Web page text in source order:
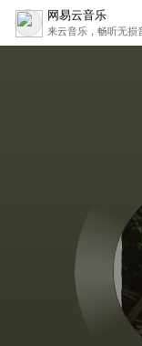
网易云音乐
来云音乐，畅听无损